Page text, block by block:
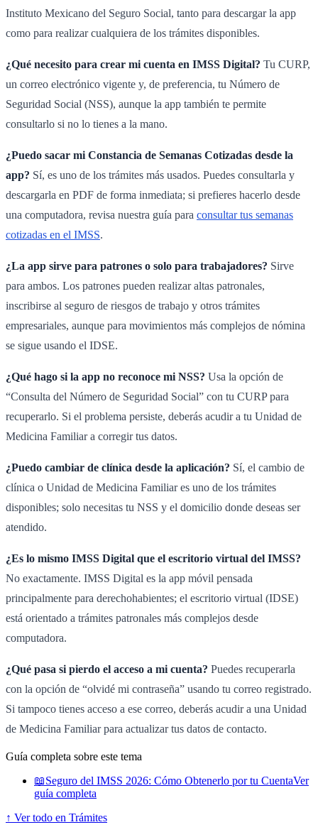
Instituto Mexicano del Seguro Social, tanto para descargar la app
como para realizar cualquiera de los trámites disponibles.
¿Qué necesito para crear mi cuenta en IMSS Digital? Tu CURP,
un correo electrónico vigente y, de preferencia, tu Número de
Seguridad Social (NSS), aunque la app también te permite
consultarlo si no lo tienes a la mano.
¿Puedo sacar mi Constancia de Semanas Cotizadas desde la
app? Sí, es uno de los trámites más usados. Puedes consultarla y
descargarla en PDF de forma inmediata; si prefieres hacerlo desde
una computadora, revisa nuestra guía para consultar tus semanas
cotizadas en el IMSS.
¿La app sirve para patrones o solo para trabajadores? Sirve
para ambos. Los patrones pueden realizar altas patronales,
inscribirse al seguro de riesgos de trabajo y otros trámites
empresariales, aunque para movimientos más complejos de nómina
se sigue usando el IDSE.
¿Qué hago si la app no reconoce mi NSS? Usa la opción de
“Consulta del Número de Seguridad Social” con tu CURP para
recuperarlo. Si el problema persiste, deberás acudir a tu Unidad de
Medicina Familiar a corregir tus datos.
¿Puedo cambiar de clínica desde la aplicación? Sí, el cambio de
clínica o Unidad de Medicina Familiar es uno de los trámites
disponibles; solo necesitas tu NSS y el domicilio donde deseas ser
atendido.
¿Es lo mismo IMSS Digital que el escritorio virtual del IMSS?
No exactamente. IMSS Digital es la app móvil pensada
principalmente para derechohabientes; el escritorio virtual (IDSE)
está orientado a trámites patronales más complejos desde
computadora.
¿Qué pasa si pierdo el acceso a mi cuenta? Puedes recuperarla
con la opción de “olvidé mi contraseña” usando tu correo registrado.
Si tampoco tienes acceso a ese correo, deberás acudir a una Unidad
de Medicina Familiar para actualizar tus datos de contacto.
Guía completa sobre este tema
📖Seguro del IMSS 2026: Cómo Obtenerlo por tu CuentaVer
guía completa
↑ Ver todo en Trámites